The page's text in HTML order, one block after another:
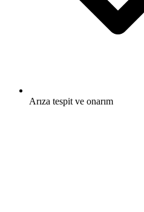
Arıza tespit ve onarım